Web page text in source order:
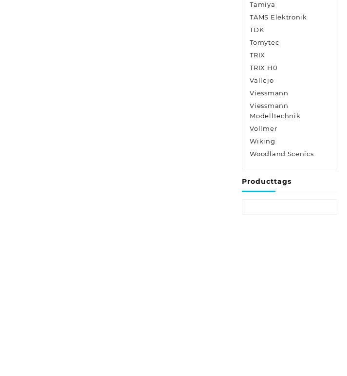
Tamiya
TAMS Elektronik
TDK
Tomytec
TRIX
TRIX H0
Vallejo
Viessmann
Viessmann
Modelltechnik
Vollmer
Wiking
Woodland Scenics
Producttags